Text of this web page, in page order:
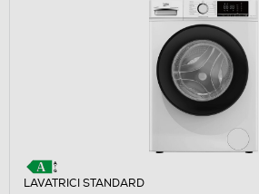
LAVATRICI STANDARD